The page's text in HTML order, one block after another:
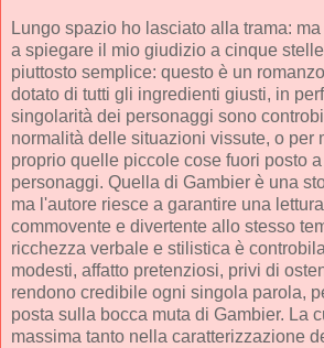
Lungo spazio ho lasciato alla trama:
a spiegare il mio giudizio a cinque
piuttosto semplice: questo è un
dotato di tutti gli ingredienti giusti, in
singolarità dei personaggi sono
normalità delle situazioni vissute, o per
proprio quelle piccole cose fuori posto
personaggi. Quella di Gambier è una
ma l'autore riesce a garantire una
commovente e divertente allo stesso
ricchezza verbale e stilistica è
modesti, affatto pretenziosi, privi di
rendono credibile ogni singola parola,
posta sulla bocca muta di Gambier. La
massima tanto nella caratterizzazione